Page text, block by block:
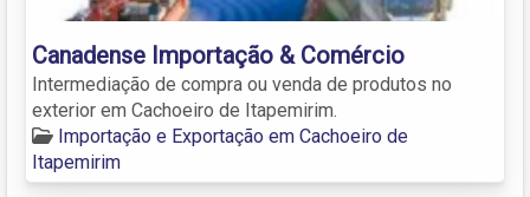
Canadense Importação & Comércio
Intermediação de compra ou venda de produtos no
exterior em Cachoeiro de Itapemirim.
Importação e Exportação em Cachoeiro de
Itapemirim